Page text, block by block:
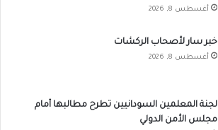
أغسطس 8, 2026
خبر سار لأصحاب الركشات
أغسطس 8, 2026
لجنة المعلمين السودانيين تطرح مطالبها أمام
مجلس الأمن الدولي